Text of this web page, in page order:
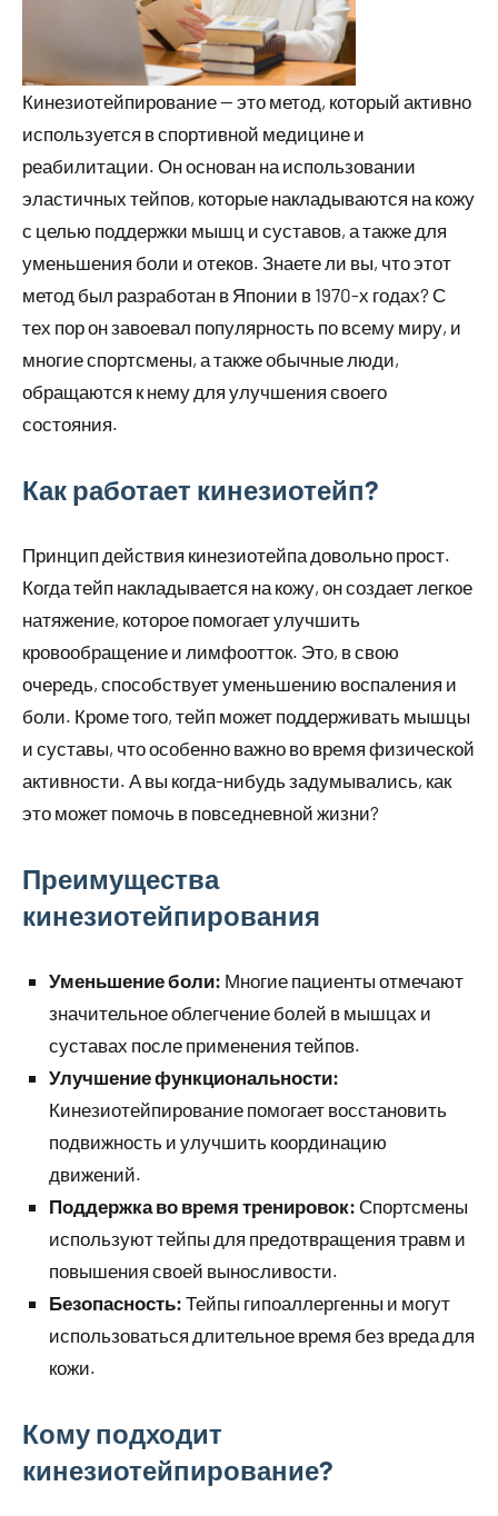
Кинезиотейпирование — это метод, который активно
используется в спортивной медицине и
реабилитации. Он основан на использовании
эластичных тейпов, которые накладываются на кожу
с целью поддержки мышц и суставов, а также для
уменьшения боли и отеков. Знаете ли вы, что этот
метод был разработан в Японии в 1970-х годах? С
тех пор он завоевал популярность по всему миру, и
многие спортсмены, а также обычные люди,
обращаются к нему для улучшения своего
состояния.
Как работает кинезиотейп?
Принцип действия кинезиотейпа довольно прост.
Когда тейп накладывается на кожу, он создает легкое
натяжение, которое помогает улучшить
кровообращение и лимфоотток. Это, в свою
очередь, способствует уменьшению воспаления и
боли. Кроме того, тейп может поддерживать мышцы
и суставы, что особенно важно во время физической
активности. А вы когда-нибудь задумывались, как
это может помочь в повседневной жизни?
Преимущества
кинезиотейпирования
Уменьшение боли: Многие пациенты отмечают
значительное облегчение болей в мышцах и
суставах после применения тейпов.
Улучшение функциональности:
Кинезиотейпирование помогает восстановить
подвижность и улучшить координацию
движений.
Поддержка во время тренировок: Спортсмены
используют тейпы для предотвращения травм и
повышения своей выносливости.
Безопасность: Тейпы гипоаллергенны и могут
использоваться длительное время без вреда для
кожи.
Кому подходит
кинезиотейпирование?